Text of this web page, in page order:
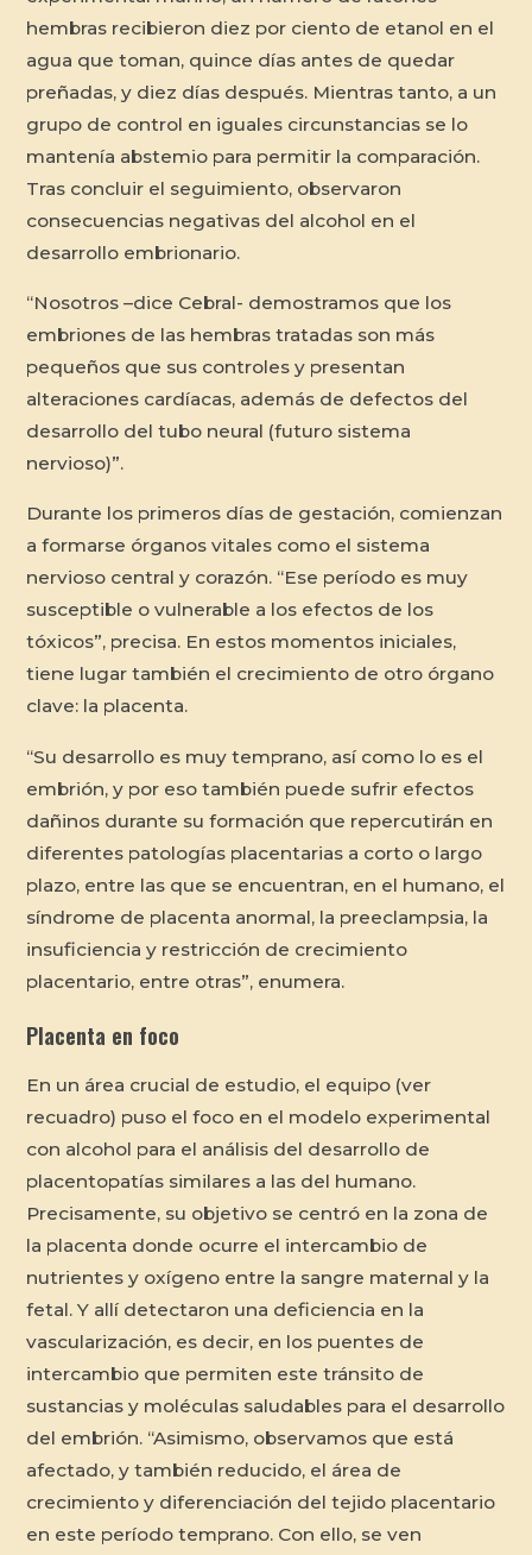
hembras recibieron diez por ciento de etanol en el
agua que toman, quince días antes de quedar
preñadas, y diez días después. Mientras tanto, a un
grupo de control en iguales circunstancias se lo
mantenía abstemio para permitir la comparación.
Tras concluir el seguimiento, observaron
consecuencias negativas del alcohol en el
desarrollo embrionario.
“Nosotros –dice Cebral- demostramos que los
embriones de las hembras tratadas son más
pequeños que sus controles y presentan
alteraciones cardíacas, además de defectos del
desarrollo del tubo neural (futuro sistema
nervioso)”.
Durante los primeros días de gestación, comienzan
a formarse órganos vitales como el sistema
nervioso central y corazón. “Ese período es muy
susceptible o vulnerable a los efectos de los
tóxicos”, precisa. En estos momentos iniciales,
tiene lugar también el crecimiento de otro órgano
clave: la placenta.
“Su desarrollo es muy temprano, así como lo es el
embrión, y por eso también puede sufrir efectos
dañinos durante su formación que repercutirán en
diferentes patologías placentarias a corto o largo
plazo, entre las que se encuentran, en el humano, el
síndrome de placenta anormal, la preeclampsia, la
insuficiencia y restricción de crecimiento
placentario, entre otras”, enumera.
Placenta en foco
En un área crucial de estudio, el equipo (ver
recuadro) puso el foco en el modelo experimental
con alcohol para el análisis del desarrollo de
placentopatías similares a las del humano.
Precisamente, su objetivo se centró en la zona de
la placenta donde ocurre el intercambio de
nutrientes y oxígeno entre la sangre maternal y la
fetal. Y allí detectaron una deficiencia en la
vascularización, es decir, en los puentes de
intercambio que permiten este tránsito de
sustancias y moléculas saludables para el desarrollo
del embrión. “Asimismo, observamos que está
afectado, y también reducido, el área de
crecimiento y diferenciación del tejido placentario
en este período temprano. Con ello, se ven